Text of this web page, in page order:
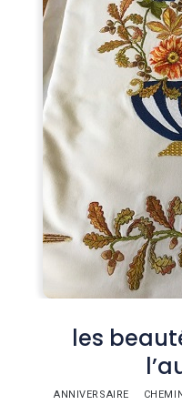
les
ANNIVERSAIRE